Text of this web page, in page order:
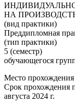
НА
(вид практики)
Преддипломная
(тип практики)
5 (семестр)
обучающегося
Место
Срок прохождения
августа 2024 г.